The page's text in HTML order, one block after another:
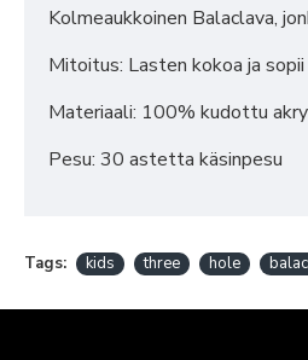
Kolmeaukkoinen Balaclava,
Mitoitus: Lasten kokoa ja
Materiaali: 100% kudottu
Pesu: 30 astetta käsinpesu
Tags: kids three hole